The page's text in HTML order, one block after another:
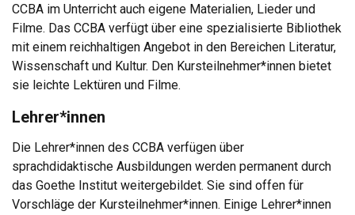
CCBA im Unterricht auch eigene Materialien, Lieder und
Filme. Das CCBA verfügt über eine spezialisierte Bibliothek
mit einem reichhaltigen Angebot in den Bereichen Literatur,
Wissenschaft und Kultur. Den Kursteilnehmer*innen bietet
sie leichte Lektüren und Filme.
Lehrer*innen
Die Lehrer*innen des CCBA verfügen über
sprachdidaktische Ausbildungen werden permanent durch
das Goethe Institut weitergebildet. Sie sind offen für
Vorschläge der Kursteilnehmer*innen. Einige Lehrer*innen